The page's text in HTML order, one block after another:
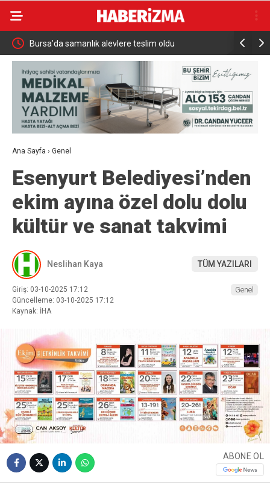
Bursa’da samanlık alevlere teslim oldu Down
Ana Sayfa › Genel
Esenyurt Belediyesi’nden
ekim ayına özel dolu dolu
kültür ve sanat takvimi
Neslihan Kaya TÜM YAZILARI
Giriş: 03-10-2025 17:12
Güncelleme: 03-10-2025 17:12
Kaynak: İHA
Genel
ABONE OL